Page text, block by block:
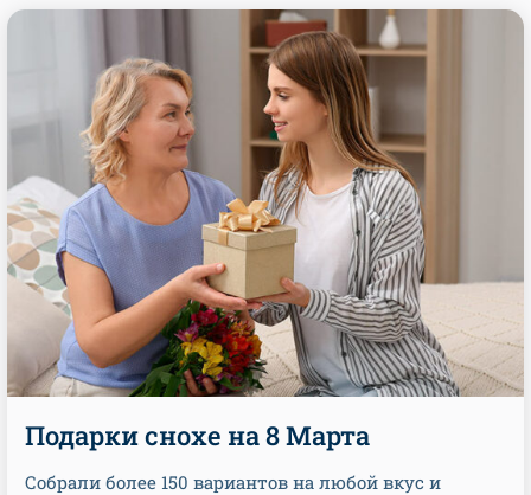
Подарки снохе на 8 Марта
Собрали более 150 вариантов на любой вкус и